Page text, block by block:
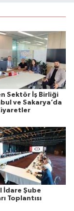
Sektör İş Birliği
ve Sakarya’da
İdare Şube
Toplantısı